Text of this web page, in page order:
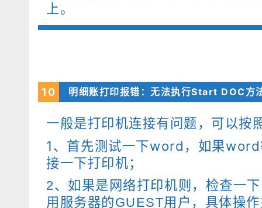
上。
10 明细账打印报错：无法执行Start DOC方
一般是打印机连接有问题，可以按
1、首先测试一下word，如果
接一下打印机；
2、如果是网络打印机则，检查一
用服务器的GUEST用户，具体操